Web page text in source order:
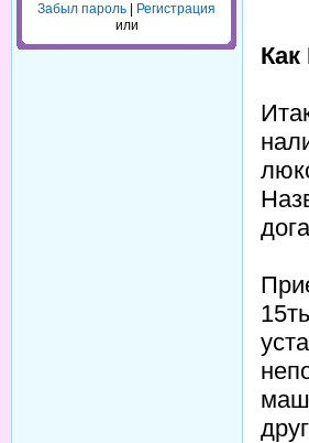
Забыл пароль
Регистрация
или
Как